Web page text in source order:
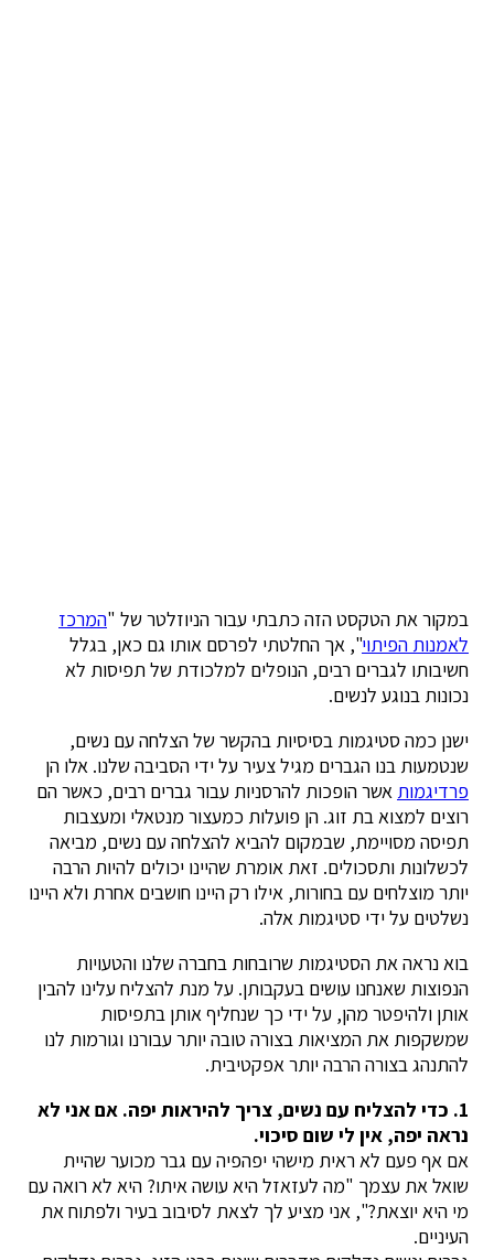
במקור את הטקסט הזה כתבתי עבור הניוזלטר של "המרכז
לאמנות הפיתוי", אך החלטתי לפרסם אותו גם כאן, בגלל
חשיבותו לגברים רבים, הנופלים למלכודת של תפיסות לא
נכונות בנוגע לנשים.
ישנן כמה סטיגמות בסיסיות בהקשר של הצלחה עם נשים,
שנטמעות בנו הגברים מגיל צעיר על ידי הסביבה שלנו. אלו הן
פרדיגמות אשר הופכות להרסניות עבור גברים רבים, כאשר הם
רוצים למצוא בת זוג. הן פועלות כמעצור מנטאלי ומעצבות
תפיסה מסויימת, שבמקום להביא להצלחה עם נשים, מביאה
לכשלונות ותסכולים. זאת אומרת שהיינו יכולים להיות הרבה
יותר מוצלחים עם בחורות, אילו רק היינו חושבים אחרת ולא היינו
נשלטים על ידי סטיגמות אלה.
בוא נראה את הסטיגמות שרובחות בחברה שלנו והטעויות
הנפוצות שאנחנו עושים בעקבותן. על מנת להצליח עלינו להבין
אותן ולהיפטר מהן, על ידי כך שנחליף אותן בתפיסות
שמשקפות את המציאות בצורה טובה יותר עבורנו וגורמות לנו
להתנהג בצורה הרבה יותר אפקטיבית.
1. כדי להצליח עם נשים, צריך להיראות יפה. אם אני לא
נראה יפה, אין לי שום סיכוי.
אם אף פעם לא ראית מישהי יפהפיה עם גבר מכוער שהיית
שואל את עצמך "מה לעזאזל היא עושה איתו? היא לא רואה עם
מי היא יוצאת?", אני מציע לך לצאת לסיבוב בעיר ולפתוח את
העיניים.